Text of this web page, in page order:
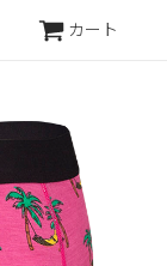
カート